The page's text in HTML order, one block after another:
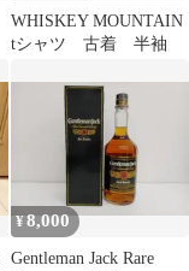
WHISKEY MOUNTAIN
tシャツ 古着 半袖
¥8,000
Gentleman Jack Rare